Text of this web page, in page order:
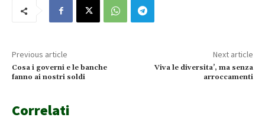
Previous article
Cosa i governi e le banche
fanno ai nostri soldi
Next article
Viva le diversita’, ma senza
arroccamenti
Correlati